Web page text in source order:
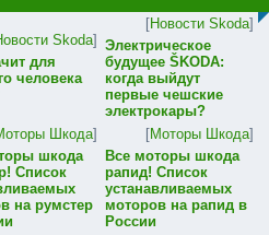
Skoda]
для
человека
[Новости Skoda]
Электрическое
будущее ŠKODA:
когда выйдут
первые чешские
электрокары?
Шкода]
шкода
Список
на румстер
[Моторы Шкода]
Все моторы шкода
рапид! Список
устанавливаемых
моторов на рапид в
России